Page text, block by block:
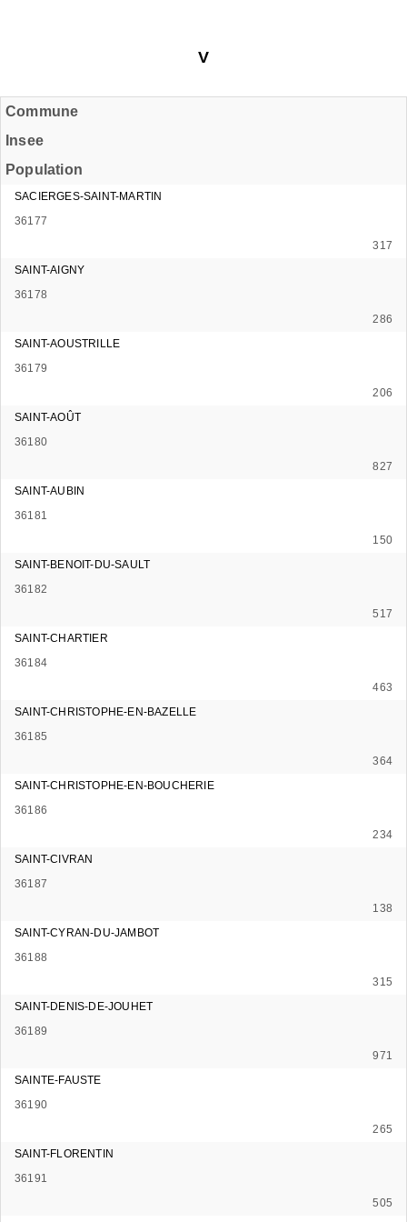
V
Commune
Insee
Population
SACIERGES-SAINT-MARTIN
36177
317
SAINT-AIGNY
36178
286
SAINT-AOUSTRILLE
36179
206
SAINT-AOÛT
36180
827
SAINT-AUBIN
36181
150
SAINT-BENOIT-DU-SAULT
36182
517
SAINT-CHARTIER
36184
463
SAINT-CHRISTOPHE-EN-BAZELLE
36185
364
SAINT-CHRISTOPHE-EN-BOUCHERIE
36186
234
SAINT-CIVRAN
36187
138
SAINT-CYRAN-DU-JAMBOT
36188
315
SAINT-DENIS-DE-JOUHET
36189
971
SAINTE-FAUSTE
36190
265
SAINT-FLORENTIN
36191
505